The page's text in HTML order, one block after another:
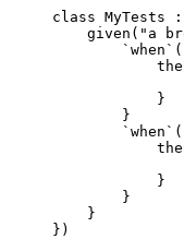
class MyTests
given ( "a
`when` (
}
}
`when` (
}
}
}
})